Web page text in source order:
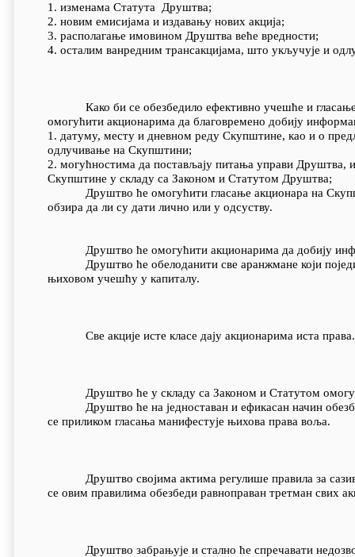
1. изменама Статута Друштва;
2. новим емисијама и издавању нових акција;
3. располагање имовином Друштва веће вредности;
4. осталим ванредним трансакцијама, што укључује и
Како би се обезбедило ефективно учешће и гласање
омогућити акционарима да благовремено добију
1. датуму, месту и дневном реду Скупштине, као и о
одлучивање на Скупштини;
2. могућностима да постављају питања управи Друштва,
Скупштине у складу са Законом и Статутом Друштва;
Друштво ће омогућити гласање акционара на
обзира да ли су дати лично или у одсуству.
Друштво ће омогућити акционарима да добију
Друштво ће обелоданити све аранжмане који
њиховом учешћу у капиталу.
Све акције исте класе дају акционарима иста права.
Друштво ће у складу са Законом и Статутом
Друштво ће на једноставан и ефикасан начин
се приликом гласања манифестује њихова права воља.
Друштво својима актима регулише правила за
се овим правилима обезбеди равноправан третман свих
Друштво забрањује и стално ће спречавати